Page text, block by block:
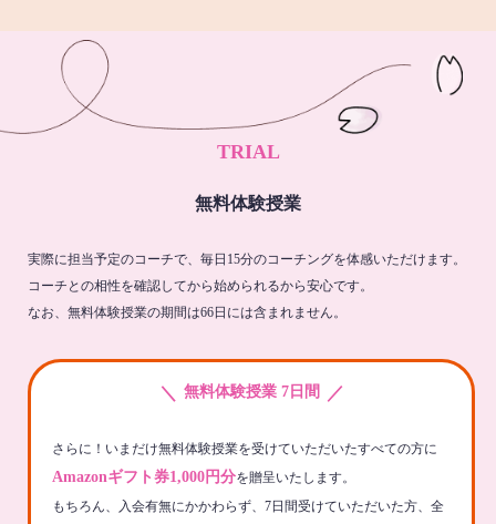
TRIAL
無料体験授業
実際に担当予定のコーチで、毎日15分のコーチングを体感いただけます。
コーチとの相性を確認してから始められるから安心です。
なお、無料体験授業の期間は66日には含まれません。
＼ 無料体験授業 7日間 ／
さらに！いまだけ無料体験授業を受けていただいたすべての方に
Amazonギフト券1,000円分を贈呈いたします。
もちろん、入会有無にかかわらず、7日間受けていただいた方、全